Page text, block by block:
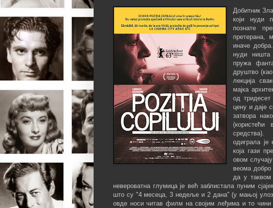
Добитник
који нуди
познате
претерана,
иначе
нуди
пружа
друштво (као
лекција
мајка
од
цену и даје
затвора
одиграла је
која гази
овом
веома добро
да у
невероватна глумица је већ заблистала пуним
што су "4 месеца, 3 недеље и 2 дана" (у мањој
овде носи читав филм на својим леђима и то чини